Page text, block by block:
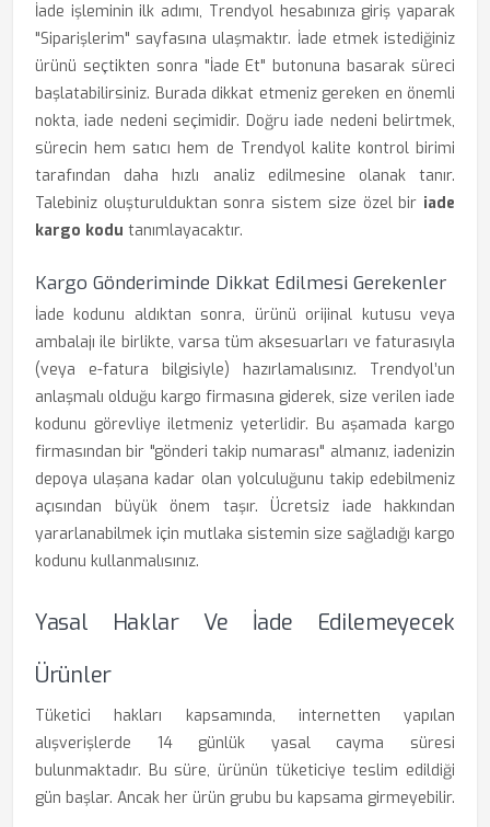
İade işleminin ilk adımı, Trendyol hesabınıza giriş yaparak
"Siparişlerim" sayfasına ulaşmaktır. İade etmek istediğiniz
ürünü seçtikten sonra "İade Et" butonuna basarak süreci
başlatabilirsiniz. Burada dikkat etmeniz gereken en önemli
nokta, iade nedeni seçimidir. Doğru iade nedeni belirtmek,
sürecin hem satıcı hem de Trendyol kalite kontrol birimi
tarafından daha hızlı analiz edilmesine olanak tanır.
Talebiniz oluşturulduktan sonra sistem size özel bir iade
kargo kodu tanımlayacaktır.
Kargo Gönderiminde Dikkat Edilmesi Gerekenler
İade kodunu aldıktan sonra, ürünü orijinal kutusu veya
ambalajı ile birlikte, varsa tüm aksesuarları ve faturasıyla
(veya e-fatura bilgisiyle) hazırlamalısınız. Trendyol’un
anlaşmalı olduğu kargo firmasına giderek, size verilen iade
kodunu görevliye iletmeniz yeterlidir. Bu aşamada kargo
firmasından bir "gönderi takip numarası" almanız, iadenizin
depoya ulaşana kadar olan yolculuğunu takip edebilmeniz
açısından büyük önem taşır. Ücretsiz iade hakkından
yararlanabilmek için mutlaka sistemin size sağladığı kargo
kodunu kullanmalısınız.
Yasal Haklar Ve İade Edilemeyecek
Ürünler
Tüketici hakları kapsamında, internetten yapılan
alışverişlerde 14 günlük yasal cayma süresi
bulunmaktadır. Bu süre, ürünün tüketiciye teslim edildiği
gün başlar. Ancak her ürün grubu bu kapsama girmeyebilir.